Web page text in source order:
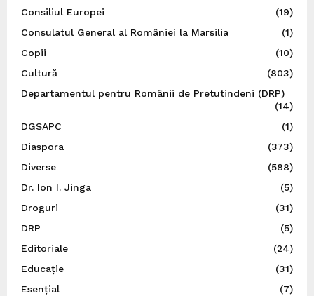
Consiliul Europei
(19)
Consulatul General al României la Marsilia
(1)
Copii
(10)
Cultură
(803)
Departamentul pentru Românii de Pretutindeni (DRP)
(14)
DGSAPC
(1)
Diaspora
(373)
Diverse
(588)
Dr. Ion I. Jinga
(5)
Droguri
(31)
DRP
(5)
Editoriale
(24)
Educație
(31)
Esențial
(7)